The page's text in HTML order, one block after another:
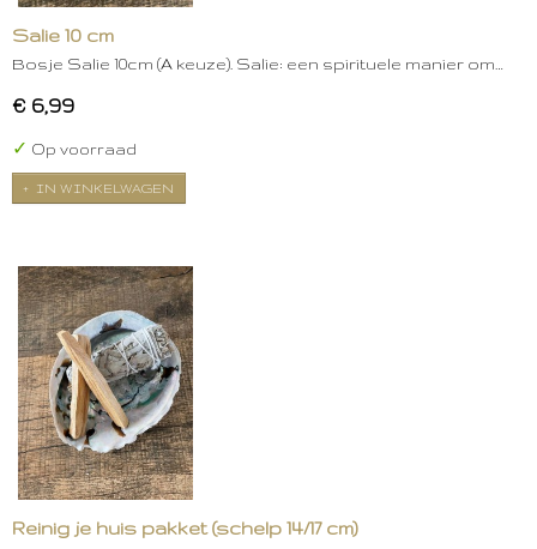
Salie 10 cm
Bosje Salie 10cm (A keuze). Salie: een spirituele manier om…
€ 6,99
✓ Op voorraad
IN WINKELWAGEN
Reinig je huis pakket (schelp 14/17 cm)